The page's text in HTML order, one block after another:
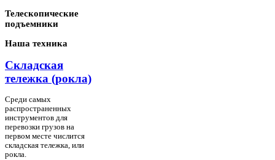
Телескопические
подъемники
Наша техника
Складская
тележка (рокла)
Среди самых
распространенных
инструментов для
перевозки грузов на
первом месте числится
складская тележка, или
рокла.